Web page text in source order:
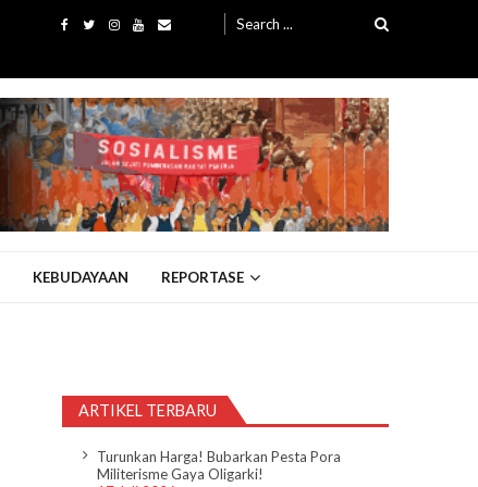
for:
KEBUDAYAAN REPORTASE
ARTIKEL TERBARU
Turunkan Harga! Bubarkan Pesta Pora
Militerisme Gaya Oligarki!